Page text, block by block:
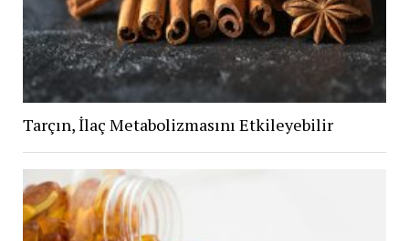
Tarçın, İlaç Metabolizmasını Etkileyebilir